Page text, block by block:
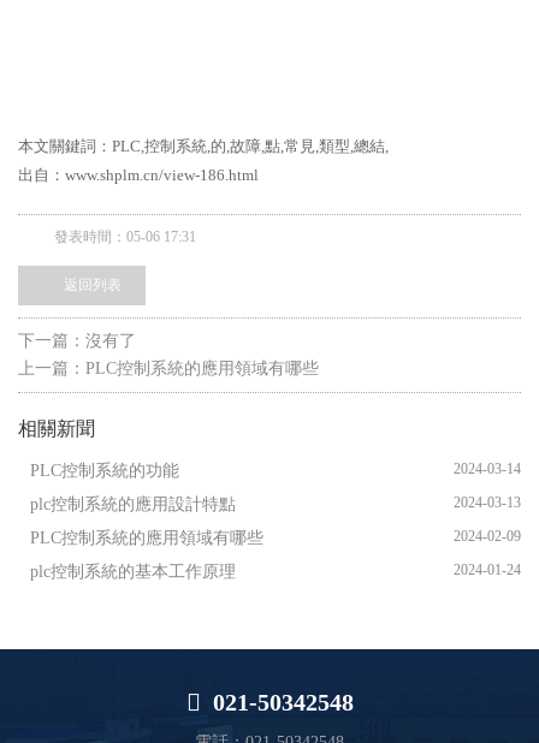
本文關鍵詞：PLC,控制系統,的,故障,點,常見,類型,總結,
出自：www.shplm.cn/view-186.html
發表時間：05-06 17:31
返回列表
下一篇：沒有了
上一篇： PLC控制系統的應用領域有哪些
相關新聞
PLC控制系統的功能 2024-03-14
plc控制系統的應用設計特點 2024-03-13
PLC控制系統的應用領域有哪些 2024-02-09
plc控制系統的基本工作原理 2024-01-24
 021-50342548